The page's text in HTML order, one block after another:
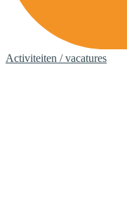
Activiteiten / vacatures